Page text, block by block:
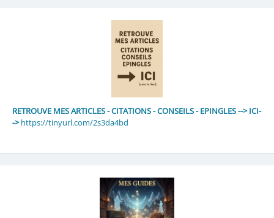
RETROUVE MES ARTICLES - CITATIONS - CONSEILS - EPINGLES --> ICI-
-> https://tinyurl.com/2s3da4bd